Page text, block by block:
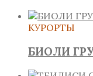
КУРОРТЫ
БИОЛИ